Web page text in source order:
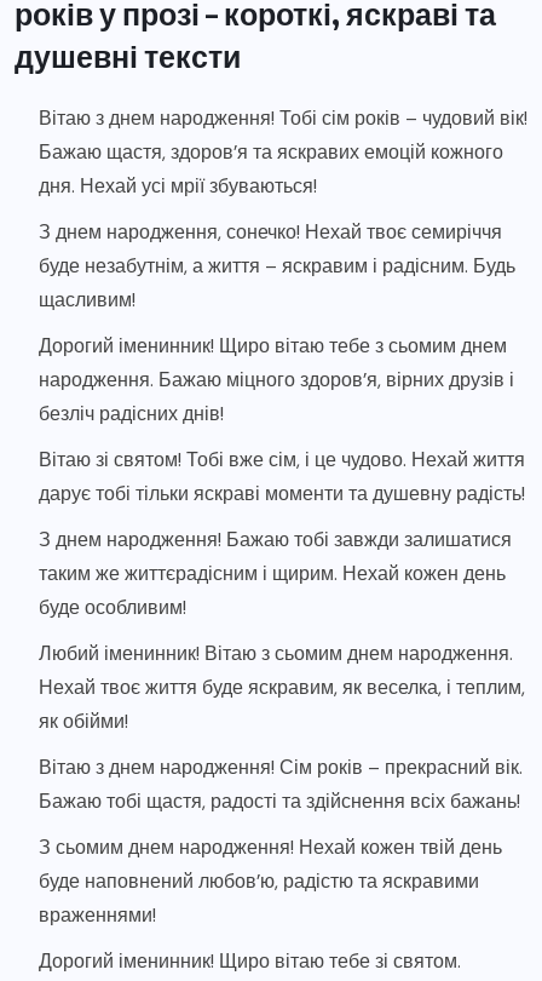
років у прозі – короткі, яскраві та
душевні тексти
Вітаю з днем народження! Тобі сім років – чудовий вік!
Бажаю щастя, здоров’я та яскравих емоцій кожного
дня. Нехай усі мрії збуваються!
З днем народження, сонечко! Нехай твоє семиріччя
буде незабутнім, а життя – яскравим і радісним. Будь
щасливим!
Дорогий іменинник! Щиро вітаю тебе з сьомим днем
народження. Бажаю міцного здоров’я, вірних друзів і
безліч радісних днів!
Вітаю зі святом! Тобі вже сім, і це чудово. Нехай життя
дарує тобі тільки яскраві моменти та душевну радість!
З днем народження! Бажаю тобі завжди залишатися
таким же життєрадісним і щирим. Нехай кожен день
буде особливим!
Любий іменинник! Вітаю з сьомим днем народження.
Нехай твоє життя буде яскравим, як веселка, і теплим,
як обійми!
Вітаю з днем народження! Сім років – прекрасний вік.
Бажаю тобі щастя, радості та здійснення всіх бажань!
З сьомим днем народження! Нехай кожен твій день
буде наповнений любов’ю, радістю та яскравими
враженнями!
Дорогий іменинник! Щиро вітаю тебе зі святом.